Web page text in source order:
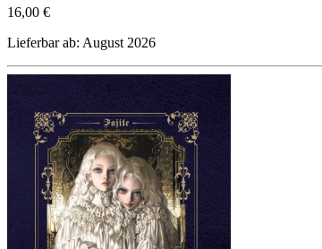
16,00 €
Lieferbar ab: August 2026